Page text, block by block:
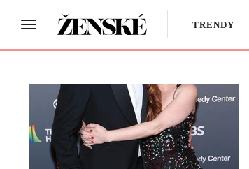
TRENDY